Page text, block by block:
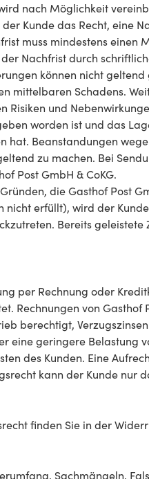
nach Möglichkeit
Kunde das Recht, eine
muss mindestens
Nachfrist durch
können nicht
mittelbaren Schadens.
Risiken und
worden ist und das
hat. Beanstandungen
zu machen. Bei
Post GmbH & CoKG.
die Gasthof Post
erfüllt), wird der
Bereits
per Rechnung oder
Rechnungen von Gasthof
berechtigt,
eine geringere Belastung
des Kunden. Eine
kann der Kunde nur
finden Sie in der
Sachmängeln,